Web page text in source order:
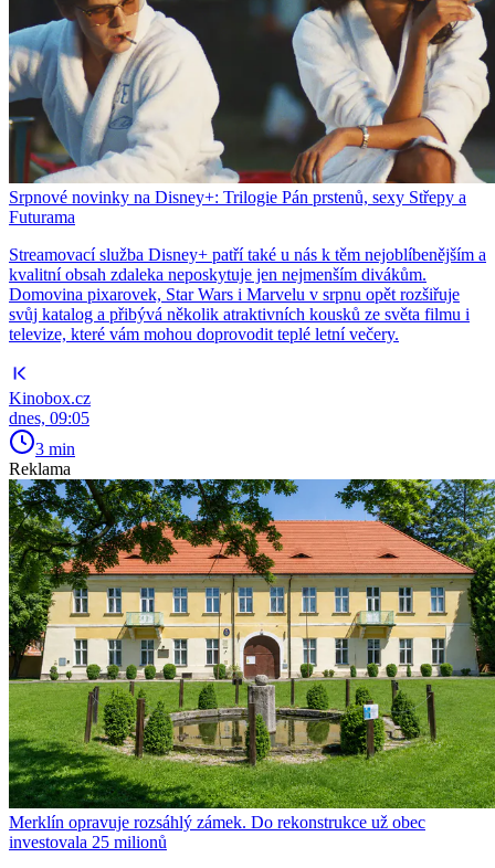
Srpnové novinky na Disney+: Trilogie Pán prstenů, sexy Střepy a
Futurama
Streamovací služba Disney+ patří také u nás k těm nejoblíbenějším a
kvalitní obsah zdaleka neposkytuje jen nejmenším divákům.
Domovina pixarovek, Star Wars i Marvelu v srpnu opět rozšiřuje
svůj katalog a přibývá několik atraktivních kousků ze světa filmu i
televize, které vám mohou doprovodit teplé letní večery.
Kinobox.cz
dnes, 09:05
3 min
Reklama
Merklín opravuje rozsáhlý zámek. Do rekonstrukce už obec
investovala 25 milionů